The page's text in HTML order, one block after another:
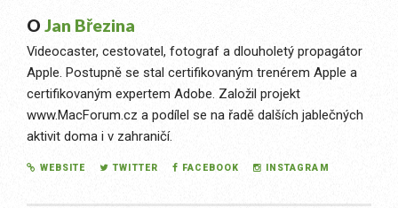
O Jan Březina
Videocaster, cestovatel, fotograf a dlouholetý propagátor
Apple. Postupně se stal certifikovaným trenérem Apple a
certifikovaným expertem Adobe. Založil projekt
www.MacForum.cz a podílel se na řadě dalších jablečných
aktivit doma i v zahraničí.
WEBSITE TWITTER FACEBOOK INSTAGRAM